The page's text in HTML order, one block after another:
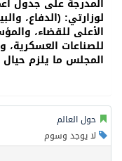
المدرجة على جدول
لوزارتي: (الدفاع،
الأعلى للقضاء،
للصناعات العسكرية،
المجلس ما يلزم
حول العالم
لا يوجد وسوم